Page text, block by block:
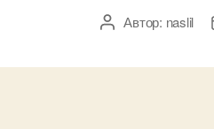
АвторАвтор: naslil